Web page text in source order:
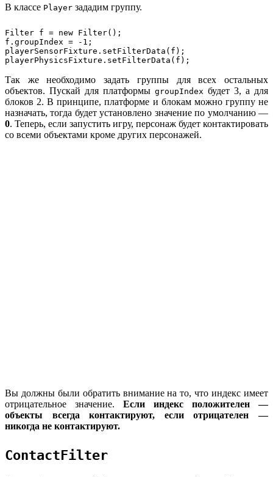
В классе Player зададим группу.
Filter f = new Filter();
f.groupIndex = -1;
playerSensorFixture.setFilterData(f);
Так же необходимо задать группы для всех остальных
объектов. Пускай для платформы groupIndex будет 3, а для
блоков 2. В принципе, платформе и блокам можно группу не
назначать, тогда будет установлено значение по умолчанию —
0. Теперь, если запустить игру, персонаж будет контактировать
со всеми объектами кроме других персонажей.
Вы должны были обратить внимание на то, что индекс имеет
отрицательное значение. Если индекс положителен —
объекты всегда контактируют, если отрицателен —
никогда не контактируют.
ContactFilter